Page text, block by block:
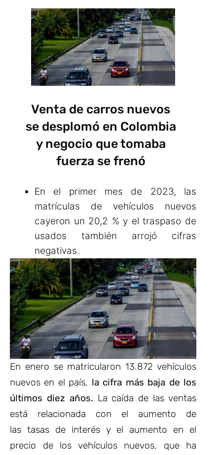
Venta de carros nuevos
se desplomó en Colombia
y negocio que tomaba
fuerza se frenó
En el primer mes de 2023, las
matrículas de vehículos nuevos
cayeron un 20,2 % y el traspaso de
usados también arrojó cifras
negativas.
En enero se matricularon 13.872 vehículos
nuevos en el país, la cifra más baja de los
últimos diez años. La caída de las ventas
está relacionada con el aumento de
las tasas de interés y el aumento en el
precio de los vehículos nuevos, que ha